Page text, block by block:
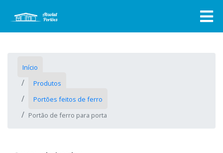
Início
Produtos
Portões feitos de ferro
Portão de ferro para porta